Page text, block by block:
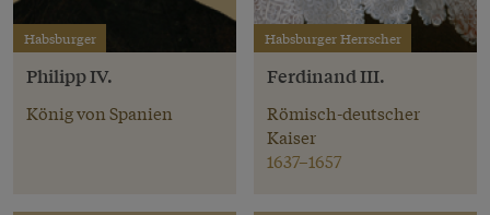
Habsburger
Philipp IV.
König von Spanien
Habsburger Herrscher
Ferdinand III.
Römisch-deutscher
Kaiser
1637–1657